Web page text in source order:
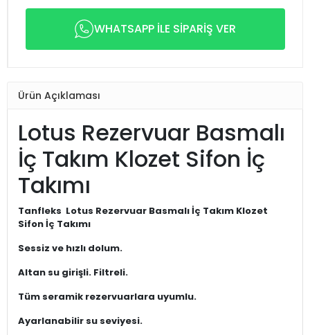
WHATSAPP İLE SİPARİŞ VER
Ürün Açıklaması
Lotus Rezervuar Basmalı
İç Takım Klozet Sifon İç
Takımı
Tanfleks Lotus Rezervuar Basmalı İç Takım Klozet
Sifon İç Takımı
Sessiz ve hızlı dolum.
Altan su girişli. Filtreli.
Tüm seramik rezervuarlara uyumlu.
Ayarlanabilir su seviyesi.